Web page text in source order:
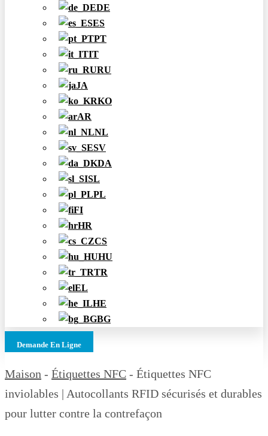
DE
ES
PT
IT
RU
JA
KO
AR
NL
SV
DA
SL
PL
FI
HR
CS
HU
TR
EL
HE
BG
Demande En Ligne
Maison - Étiquettes NFC - Étiquettes NFC
inviolables | Autocollants RFID sécurisés et durables
pour lutter contre la contrefaçon